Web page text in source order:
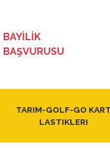
BAYİLİK
BAŞVURUSU
TARIM-GOLF-GO KART
LASTIKLERI